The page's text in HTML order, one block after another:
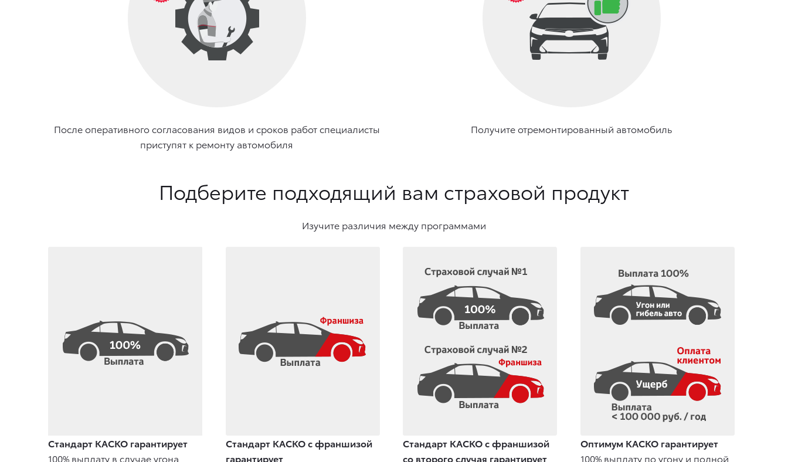
После оперативного согласования видов и сроков работ специалисты
приступят к ремонту автомобиля
Получите отремонтированный автомобиль
Подберите подходящий вам страховой продукт
Изучите различия между программами
Стандарт КАСКО гарантирует
100% выплату в случае угона,
Стандарт КАСКО с франшизой
гарантирует
Стандарт КАСКО с франшизой
со второго случая гарантирует
Оптимум КАСКО гарантирует
100% выплату по угону и полной